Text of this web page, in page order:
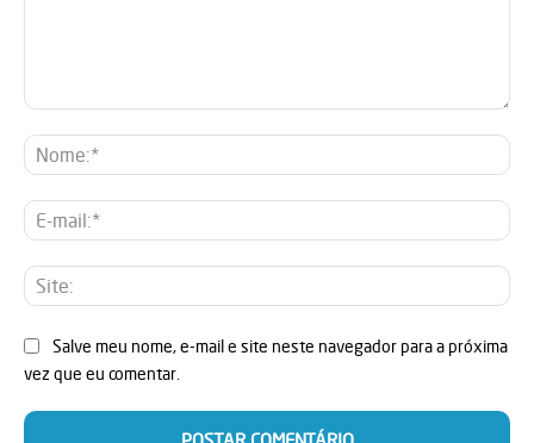
E-
Salve meu nome, e-mail e site neste navegador para a próxima
vez que eu comentar.